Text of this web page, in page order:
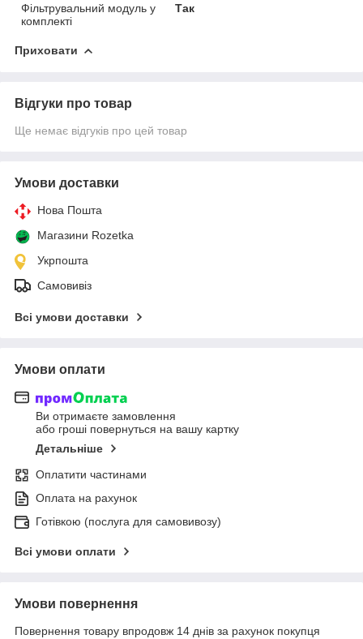
Фільтрувальний модуль у
комплекті
Так
Приховати
Відгуки про товар
Ще немає відгуків про цей товар
Умови доставки
Нова Пошта
Магазини Rozetka
Укрпошта
Самовивіз
Всі умови доставки
Умови оплати
Ви отримаєте замовлення
або гроші повернуться на вашу картку
Детальніше
Оплатити частинами
Оплата на рахунок
Готівкою (послуга для самовивозу)
Всі умови оплати
Умови повернення
Повернення товару впродовж 14 днів за рахунок покупця